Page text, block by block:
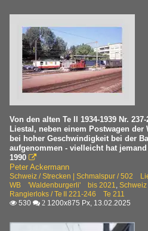
Von den alten Te II 1934-1939 Nr.
Liestal, neben einem Postwagen
bei hoher Geschwindigkeit bei der
aufgenommen - vielleicht hat
1990 
Peter Ackermann
Schweiz / Strecken | Schmalspur / 502
WB 'Waldenburgerli' bis 2021
Schweiz
Rangierloks / Te II 221-246 Te 211
 530  2 1200x875 Px, 13.02.2025